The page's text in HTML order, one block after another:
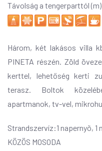
Távolság a tengerparttól
Három, két lakásos villa
PINETA részén. Zöld
kerttel, lehetőség kerti
terasz. Boltok
apartmanok, tv-vel,
Strandszervíz:1 napernyõ, 1
KÖZÖS MOSODA